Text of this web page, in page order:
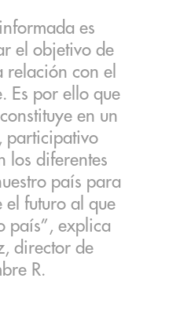
es
el objetivo de
relación con el
Es por ello que
en un
participativo
los diferentes
país para
el futuro al que
país”, explica
director de
R.